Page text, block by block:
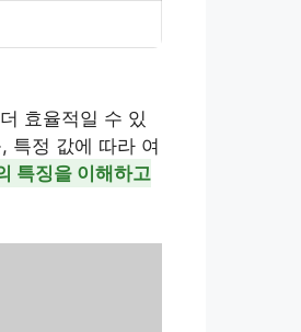
효율적일 수 있
특정 값에 따라 여
특징을 이해하고